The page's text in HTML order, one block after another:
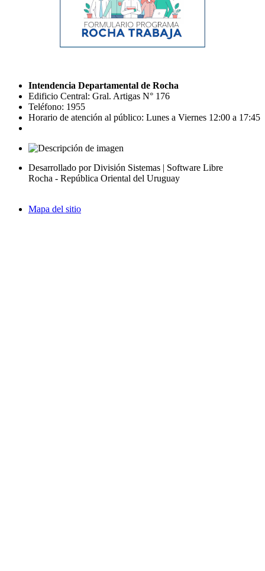
Intendencia Departamental de Rocha
Edificio Central: Gral. Artigas N° 176
Teléfono: 1955
Horario de atención al público: Lunes a Viernes 12:00 a 17:45
Desarrollado por División Sistemas | Software Libre
Rocha - República Oriental del Uruguay
Mapa del sitio